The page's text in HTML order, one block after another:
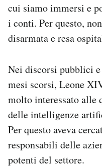
cui siamo immersi e
i conti. Per questo,
disarmata e resa
Nei discorsi pubblici
mesi scorsi, Leone
molto interessato alle
delle intelligenze
Per questo aveva
responsabili delle
potenti del settore.